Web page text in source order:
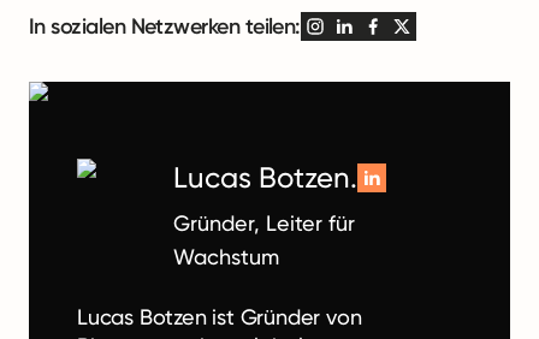
In sozialen Netzwerken teilen:
Lucas Botzen.
Gründer, Leiter für
Wachstum
Lucas Botzen ist Gründer von